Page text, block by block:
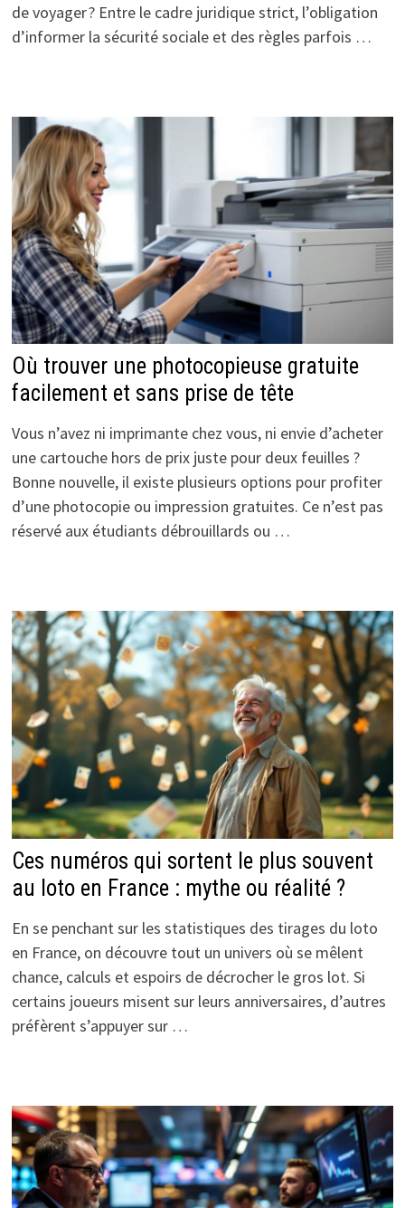
de voyager ? Entre le cadre juridique strict, l’obligation
d’informer la sécurité sociale et des règles parfois …
Où trouver une photocopieuse gratuite
facilement et sans prise de tête
Vous n’avez ni imprimante chez vous, ni envie d’acheter
une cartouche hors de prix juste pour deux feuilles ?
Bonne nouvelle, il existe plusieurs options pour profiter
d’une photocopie ou impression gratuites. Ce n’est pas
réservé aux étudiants débrouillards ou …
Ces numéros qui sortent le plus souvent
au loto en France : mythe ou réalité ?
En se penchant sur les statistiques des tirages du loto
en France, on découvre tout un univers où se mêlent
chance, calculs et espoirs de décrocher le gros lot. Si
certains joueurs misent sur leurs anniversaires, d’autres
préfèrent s’appuyer sur …